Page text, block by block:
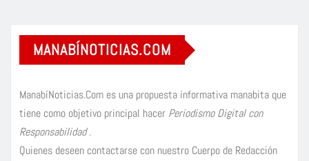
MANABÍNOTICIAS.COM
ManabíNoticias.Com es una propuesta informativa manabita que
tiene como objetivo principal hacer Periodismo Digital con
Responsabilidad.
Quienes deseen contactarse con nuestro Cuerpo de Redacción